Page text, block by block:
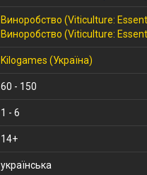
Виноробство (Viticulture:
Виноробство (Viticulture:
Kilogames (Україна)
60 - 150
1 - 6
14+
українська